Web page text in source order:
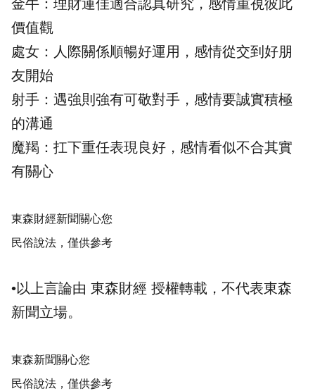
金牛：理財運佳適合認真研究，感情重視彼此
價值觀
處女：人際關係順暢好運用，感情從交到好朋
友開始
射手：遇強則強有可敬對手，感情要誠實積極
的溝通
魔羯：扛下重任表現良好，感情看似不合其實
有關心
東森財經新聞關心您
民俗說法，僅供參考
•以上言論由 東森財經 授權轉載，不代表東森
新聞立場。
東森新聞關心您
民俗說法，僅供參考